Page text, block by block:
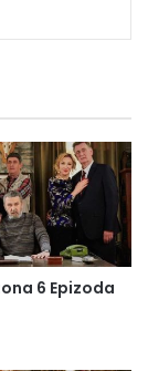
6 Epizoda